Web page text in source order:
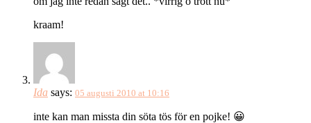
kraam!
Ida says: 05 augusti 2010 at 10:16
inte kan man missta din söta tös för en pojke! 😀